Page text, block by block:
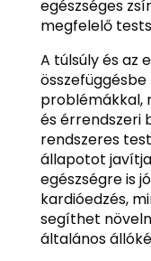
egészséges
megfelelő
A túlsúly és az
problémákkal,
és érrendszeri
rendszeres
állapotot
egészségre is
kardióedzés,
segíthet
általános